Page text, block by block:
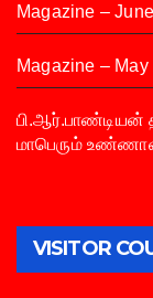
Magazine –
Magazine – May
மாபெரும்
VISITOR